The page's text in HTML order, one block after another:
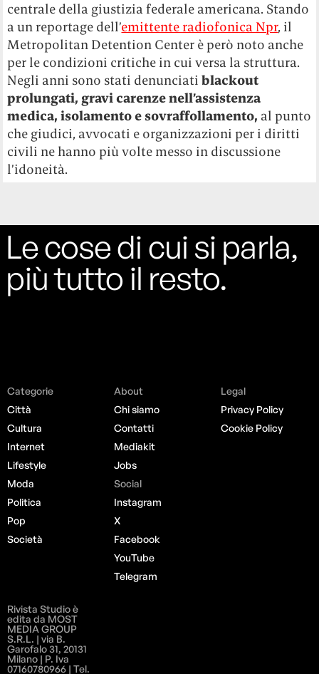
centrale della giustizia federale americana. Stando
a un reportage dell’emittente radiofonica Npr, il
Metropolitan Detention Center è però noto anche
per le condizioni critiche in cui versa la struttura.
Negli anni sono stati denunciatiblackout
prolungati, gravi carenze nell’assistenza
medica, isolamento e sovraffollamento, al punto
che giudici, avvocati e organizzazioni per i diritti
civili ne hanno più volte messo in discussione
l’idoneità.
Le cose di cui si parla,
più tutto il resto.
Categorie
Città
Cultura
Internet
Lifestyle
Moda
Politica
Pop
Società
About
Chi siamo
Contatti
Mediakit
Jobs
Social
Instagram
X
Facebook
YouTube
Telegram
Legal
Privacy Policy
Cookie Policy
Rivista Studio è
edita da MOST
MEDIA GROUP
S.R.L. | via B.
Garofalo 31, 20131
Milano | P. Iva
07160780966 | Tel.